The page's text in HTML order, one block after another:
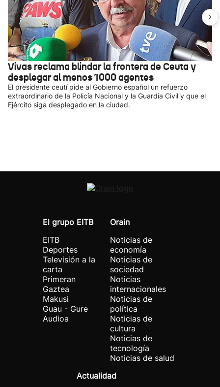
Vivas reclama blindar la frontera de Ceuta y
desplegar al menos 1000 agentes
El presidente ceutí pide al Gobierno español un refuerzo
extraordinario de la Policía Nacional y la Guardia Civil y que el
Ejército siga desplegado en la ciudad.
El grupo EITB
EITB
Deportes
Televisión a la
carta
Primeran
Gaztea
Makusi
Guau - Gure
Audioa
Orain
Noticias de
economía
Noticias de
sociedad
Noticias
internacionales
Noticias de
política
Noticias de
cultura
Noticias de
tecnología
Noticias de salud
Actualidad